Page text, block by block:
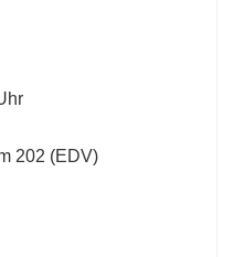
202 (EDV)